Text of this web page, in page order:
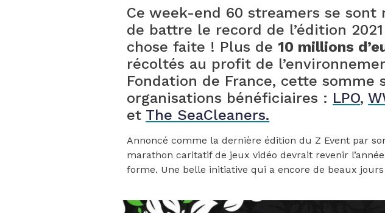
Ce week-end 60 streamers se
de battre le record de l’édition
chose faite ! Plus de 10 millions
récoltés au profit de
Fondation de France, cette somme
organisations bénéficiaires : LPO,
et The SeaCleaners.
Annoncé comme la dernière édition du Z Event par
marathon caritatif de jeux vidéo devrait revenir
forme. Une belle initiative qui a encore de beaux